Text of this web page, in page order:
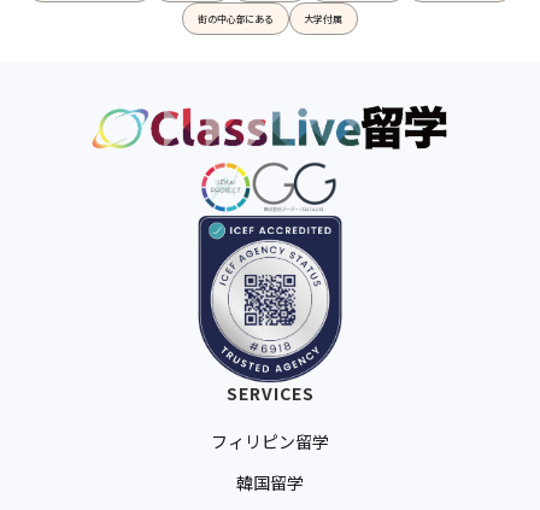
街の中心部にある 大学付属
SERVICES
フィリピン留学
韓国留学